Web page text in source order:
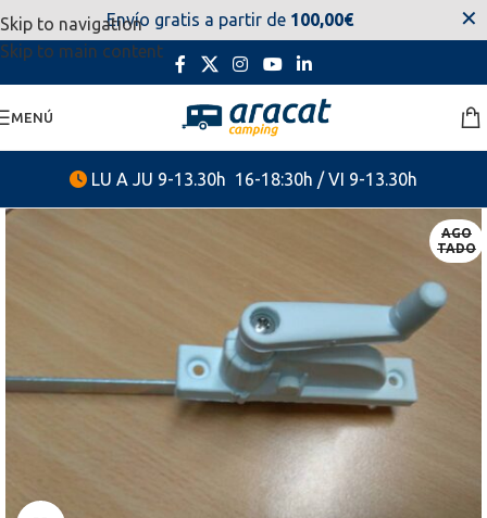
Skip to navigation
Skip to main content
estaremos disponibles. Disculpen las molestias.
MENÚ
LU A JU 9-13.30h 16-18:30h / VI 9-13.30h
Envío gratis a partir de 100,00€ ✕
AGO
TADO